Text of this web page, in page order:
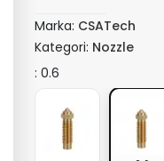
Marka: CSATech
Kategori: Nozzle
: 0.6